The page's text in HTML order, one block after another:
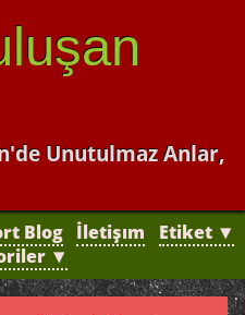
Unutulmaz Anlar,
Blog İletişım
Etiket ▼
▼